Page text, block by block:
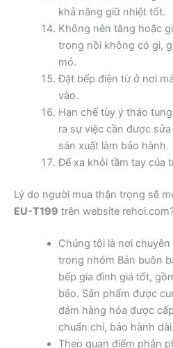
khả năng giữ nhiệt tốt.
Không nên tăng hoặc
trong nồi không có gì,
mó.
Đặt bếp điện từ ở nơi
vào.
Hạn chế tùy ý tháo
ra sự việc cần được
sản xuất làm bảo hành.
Để xa khỏi tầm tay của
Lý do người mua thận trọng sẽ
EU-T199 trên website
Chúng tôi là nơi
trong nhóm Bán buôn
bếp gia đình giá tốt,
bảo. Sản phẩm được
đảm hàng hóa được
chuẩn chỉ, bảo hành dài.
Theo quan điểm phân